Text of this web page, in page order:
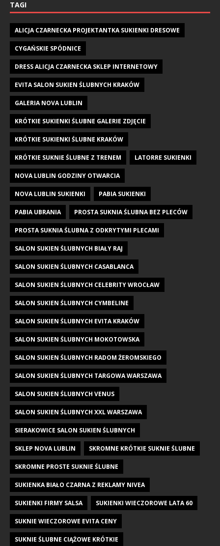
TAGI
ALICJA CZARNECKA PROJEKTANTKA SUKIENKI DRESOWE
CYGAŃSKIE SPÓDNICE
DRESS ALICJA CZARNECKA SKLEP INTERNETOWY
EVITA SALON SUKIEN ŚLUBNYCH KRAKÓW
GALERIA NOVA LUBLIN
KRÓTKIE SUKIENKI ŚLUBNE GALERIE ZDJĘCIE
KRÓTKIE SUKIENKI ŚLUBNE KRAKÓW
KRÓTKIE SUKNIE ŚLUBNE Z TRENEM LATORRE SUKIENKI
NOVA LUBLIN GODZINY OTWARCIA
NOVA LUBLIN SUKIENKI PABIA SUKIENKI
PABIA UBRANIA PROSTA SUKNIA ŚLUBNA BEZ PLECÓW
PROSTA SUKNIA ŚLUBNA Z ODKRYTYMI PLECAMI
SALON SUKIEN ŚLUBNYCH BIAŁY RAJ
SALON SUKIEN ŚLUBNYCH CASABLANCA
SALON SUKIEN ŚLUBNYCH CELEBRITY WROCŁAW
SALON SUKIEN ŚLUBNYCH CYMBELINE
SALON SUKIEN ŚLUBNYCH EVITA KRAKÓW
SALON SUKIEN ŚLUBNYCH MOKOTOWSKA
SALON SUKIEN ŚLUBNYCH RADOM ŻEROMSKIEGO
SALON SUKIEN ŚLUBNYCH TARGOWA WARSZAWA
SALON SUKIEN ŚLUBNYCH VENUS
SALON SUKIEN ŚLUBNYCH XXL WARSZAWA
SIERAKOWICE SALON SUKIEN ŚLUBNYCH
SKLEP NOVA LUBLIN SKROMNE KRÓTKIE SUKNIE ŚLUBNE
SKROMNE PROSTE SUKNIE ŚLUBNE
SUKIENKA BIAŁO CZARNA Z REKLAMY NIVEA
SUKIENKI FIRMY SALSA SUKIENKI WIECZOROWE LATA 60
SUKNIE WIECZOROWE EVITA CENY
SUKNIE ŚLUBNE CIĄŻOWE KRÓTKIE